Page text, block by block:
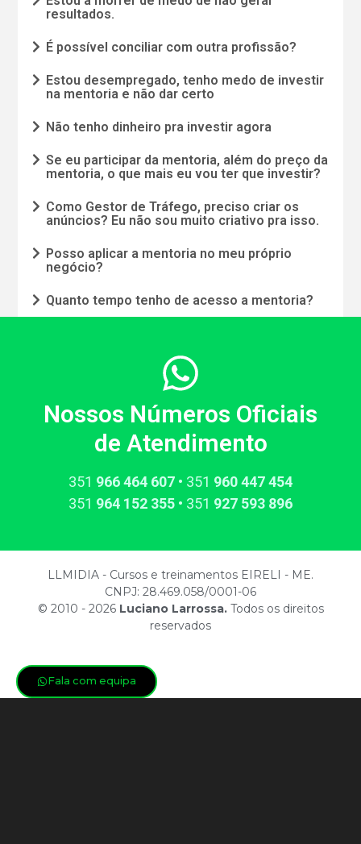
resultados.
É possível conciliar com outra profissão?
Estou desempregado, tenho medo de investir
na mentoria e não dar certo
Não tenho dinheiro pra investir agora
Se eu participar da mentoria, além do preço da
mentoria, o que mais eu vou ter que investir?
Como Gestor de Tráfego, preciso criar os
anúncios? Eu não sou muito criativo pra isso.
Posso aplicar a mentoria no meu próprio
negócio?
Quanto tempo tenho de acesso a mentoria?
Nossos Números Oficiais
de Atendimento
351​ 966​ 464 607 • 351​ 960​ 447 454
351​ 964​ 152 355 • 351​ 927​ 593 896
LLMIDIA - Cursos e treinamentos EIRELI - ME.
CNPJ: 28.469.058/0001-06
© 2010 - 2026 Luciano Larrossa.Todos os direitos
reservados
Fala com equipa